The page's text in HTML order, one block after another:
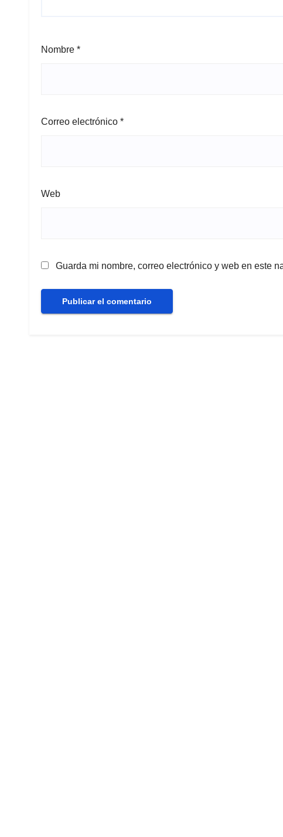
Nombre *
Correo electrónico *
Web
Guarda mi nombre, correo electrónico y web en este